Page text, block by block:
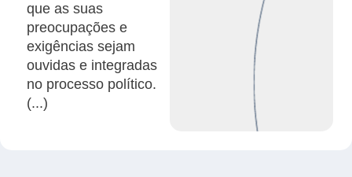
que as suas
preocupações e
exigências sejam
ouvidas e integradas
no processo político.
(...)